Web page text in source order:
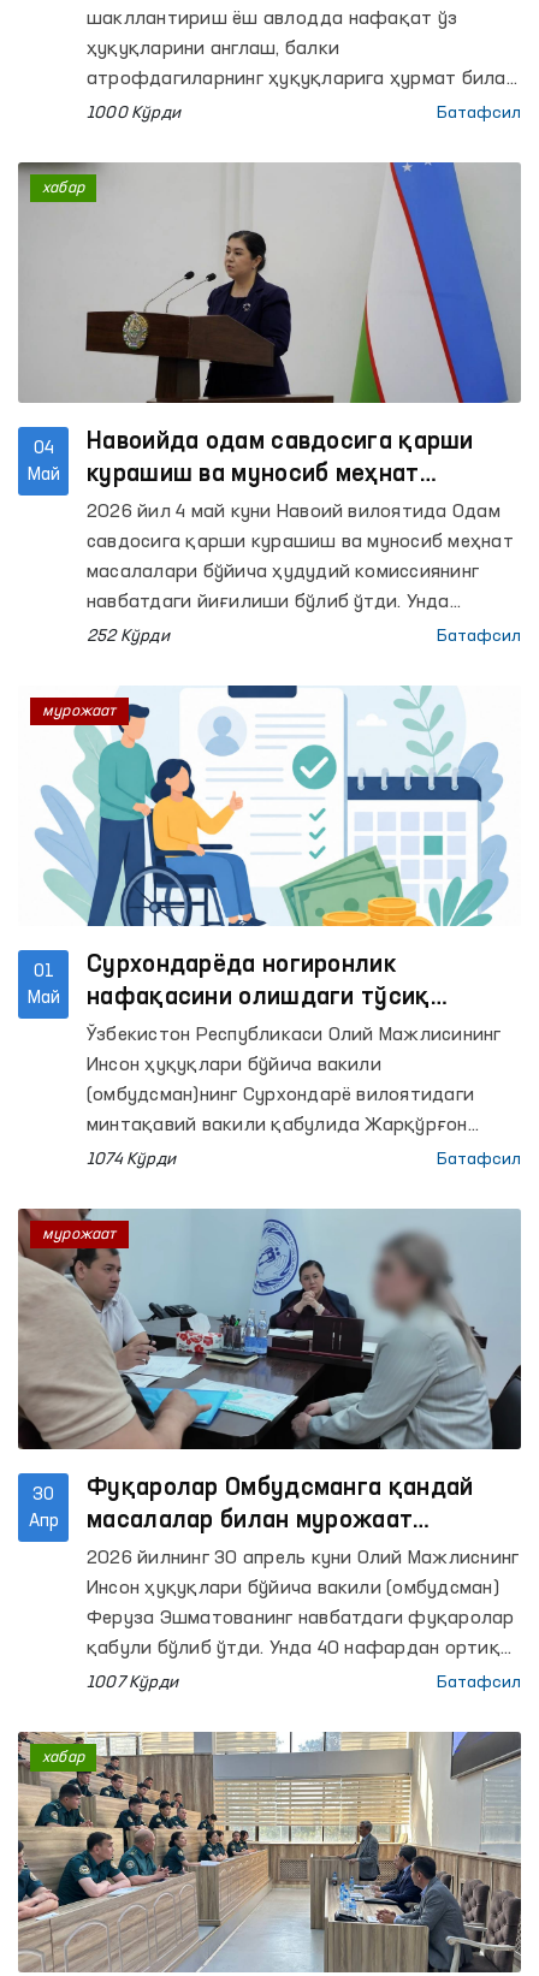
шакллантириш ёш авлодда нафақат ўз
ҳуқуқларини англаш, балки
атрофдагиларнинг ҳуқуқларига ҳурмат билан
муносабатда бўлиш кўникмасини ҳам
мамлакатимиздаги умумтаълим
муассасаларида ўқувчилар учун “Омбудсман
соати” машғулотлари тизимли равишда йўлга
1000 Кўрди Батафсил
04
Май
Навоийда одам савдосига қарши
курашиш ва муносиб меҳнат
масалалари муҳокама қилинди
2026 йил 4 май куни Навоий вилоятида Одам
савдосига қарши курашиш ва муносиб меҳнат
масалалари бўйича ҳудудий комиссиянинг
навбатдаги йиғилиши бўлиб ўтди. Унда
Миллий комиссия аъзоси — Олий Мажлиснинг
Феруза Эшматова, ҳудудий комиссия
аъзолари, ҳуқуқни муҳофаза қилувчи
органлар, тегишли идора ва ташкилотлар
ҳамда оммавий ахборот воситалари
вакиллари иштирок этди.
252 Кўрди Батафсил
хабар
01
Май
Сурхондарёда ногиронлик
нафақасини олишдаги тўсиқ
Омбудсман кўмаги билан бартараф
этилди
Ўзбекистон Республикаси Олий Мажлисининг
Инсон ҳуқуқлари бўйича вакили
(омбудсман)нинг Сурхондарё вилоятидаги
минтақавий вакили қабулида Жарқўрғон
туманида яшовчи фуқаро Б.Э. фарзандининг
нафақасини олишда амалий ёрдам сўраб
мурожаат қилди.
1074 Кўрди Батафсил
мурожаат
30
Апр
Фуқаролар Омбудсманга қандай
масалалар билан мурожаат
қилмоқда?
2026 йилнинг 30 апрель куни Олий Мажлиснинг
Инсон ҳуқуқлари бўйича вакили (омбудсман)
Феруза Эшматованинг навбатдаги фуқаролар
қабули бўлиб ўтди. Унда 40 нафардан ортиқ
фуқаролар мурожаатлари тингланди.
1007 Кўрди Батафсил
мурожаат
хабар